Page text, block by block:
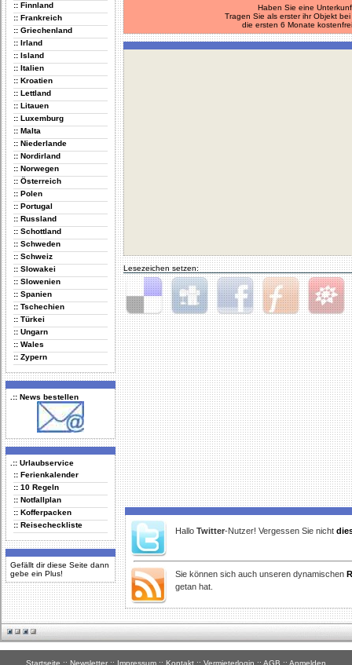
:: Finnland
:: Frankreich
:: Griechenland
:: Irland
:: Island
:: Italien
:: Kroatien
:: Lettland
:: Litauen
:: Luxemburg
:: Malta
:: Niederlande
:: Nordirland
:: Norwegen
:: Österreich
:: Polen
:: Portugal
:: Russland
:: Schottland
:: Schweden
:: Schweiz
:: Slowakei
:: Slowenien
:: Spanien
:: Tschechien
:: Türkei
:: Ungarn
:: Wales
:: Zypern
.:: News bestellen
.:: Urlaubservice
:: Ferienkalender
:: 10 Regeln
:: Notfallplan
:: Kofferpacken
:: Reisecheckliste
Gefällt dir diese Seite dann
gebe ein Plus!
Haben Sie eine
Tragen Sie als erster ihr Objekt
die ersten 6 Monate
Lesezeichen setzen:
Delicious Digg Facebook Furl StudiVZ
Hallo Twitter-Nutzer! Vergessen Sie nicht
Sie können sich auch unseren dynamischen
getan hat.
Startseite :: Newsletter :: Impressum :: Kontakt :: Vermieterlogin :: AGB :: Anmelden